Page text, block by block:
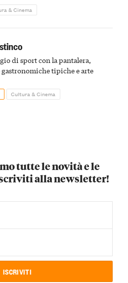
& Cinema
di sport con la pantalera,
tipiche e arte
Cultura & Cinema
tutte le novità e le
alla newsletter!